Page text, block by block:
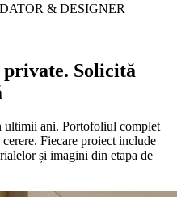
& DESIGNER
private. Solicită
ultimii ani. Portofoliul complet
Fiecare proiect include
și imagini din etapa de